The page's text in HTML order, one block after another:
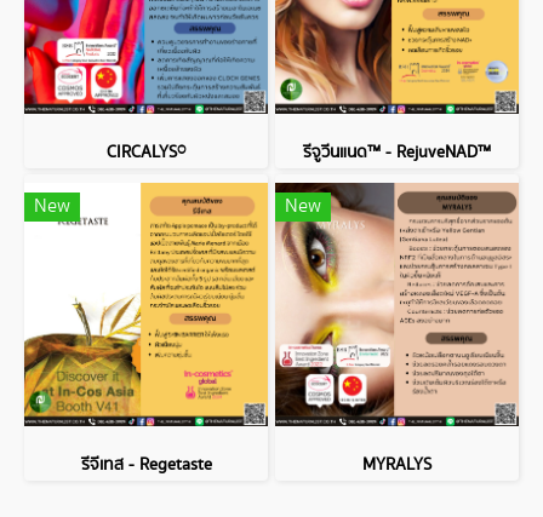
CIRCALYS® รีจูวีนแนด™ - RejuveNAD™
New
รีจีเทส - Regetaste
New
MYRALYS